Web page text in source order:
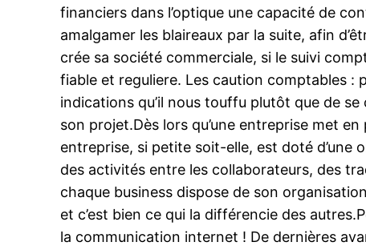
financiers dans l’optique une capacité de
amalgamer les blaireaux par la suite, afin
crée sa société commerciale, si le suivi
fiable et reguliere. Les caution comptables
indications qu’il nous touffu plutôt que de
son projet.Dès lors qu’une entreprise met
entreprise, si petite soit-elle, est doté d’une
des activités entre les collaborateurs, des
chaque business dispose de son
et c’est bien ce qui la différencie des
la communication internet ! De dernières